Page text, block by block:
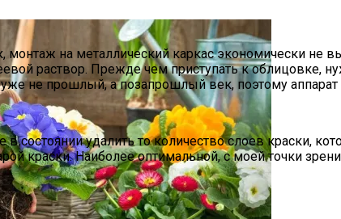
на металлический каркас экономически не
раствор. Прежде чем приступать к облицовке,
уже не прошлый, а позапрошлый век, поэтому
в состоянии удалить то количество слоев краски,
краски. Наиболее оптимальной, с моей точки